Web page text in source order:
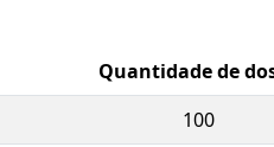
Quantidade de
100